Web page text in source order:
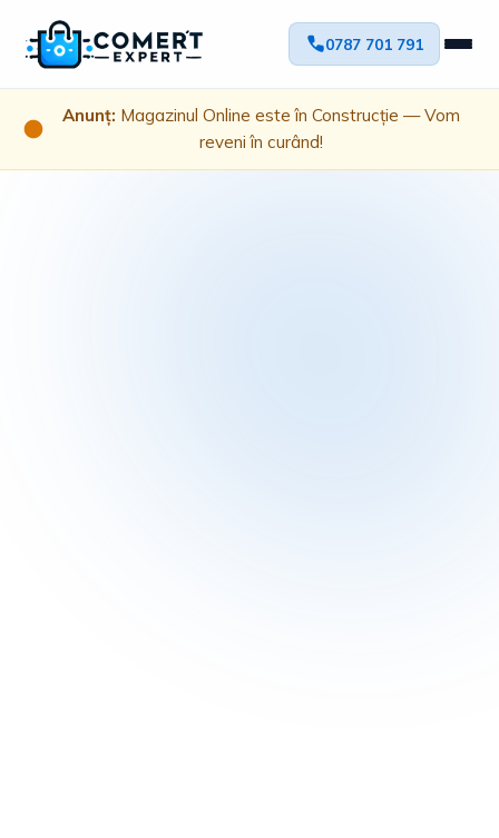
0787 701 791
Anunț: Magazinul Online este în Construcție — Vom
reveni în curând!